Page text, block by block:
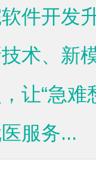
件开发
术、新
让“急难
服务...